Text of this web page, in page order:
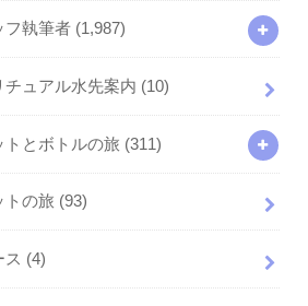
フ執筆者 (1,987)
チュアル水先案内 (10)
トとボトルの旅 (311)
トの旅 (93)
ス (4)